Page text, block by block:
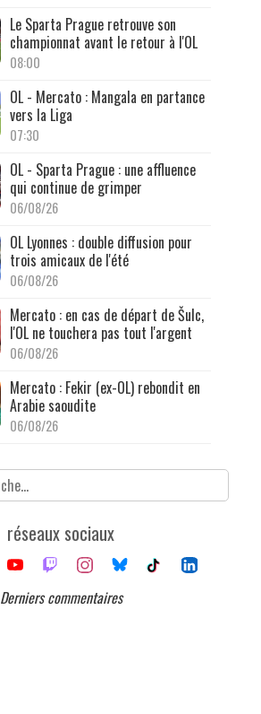
Le Sparta Prague retrouve son
championnat avant le retour à l'OL
08:00
OL - Mercato : Mangala en partance
vers la Liga
07:30
OL - Sparta Prague : une affluence
qui continue de grimper
06/08/26
OL Lyonnes : double diffusion pour
trois amicaux de l'été
06/08/26
Mercato : en cas de départ de Šulc,
l'OL ne touchera pas tout l'argent
06/08/26
Mercato : Fekir (ex-OL) rebondit en
Arabie saoudite
06/08/26
réseaux sociaux
Derniers commentaires